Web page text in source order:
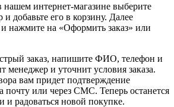
нашем интернет-магазине выберите
добавьте его в корзину. Далее
нажмите на «Оформить заказ» или
заказ, напишите ФИО, телефон и
менеджер и уточнит условия заказа.
вам придет подтверждение
почту или через СМС. Теперь останется
и радоваться новой покупке.